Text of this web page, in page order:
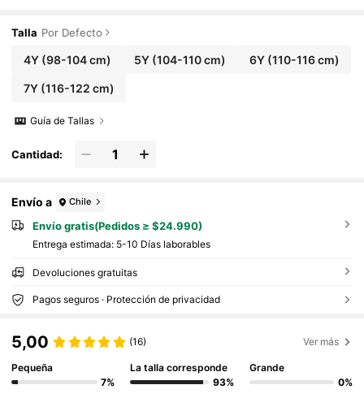
de lujo, actuaciones y ocasiones especiales
Talla Por Defecto
4Y(98-104 cm) 5Y (104-110 cm) 6Y(110-116 cm)
7Y(116-122 cm)
Guía de Tallas
Cantidad:
Envío a Chile
Envío gratis(Pedidos ≥ $24.990)
Entrega estimada: 5-10 Días laborables
Devoluciones gratuitas
Pagos seguros · Protección de privacidad
5,00 (16) Ver más
Pequeña
7%
La talla corresponde
93%
Grande
0%